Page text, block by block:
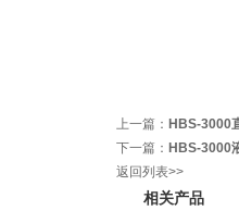
上一篇： HBS-3000
下一篇： HBS-3000
返回列表>>
相关产品